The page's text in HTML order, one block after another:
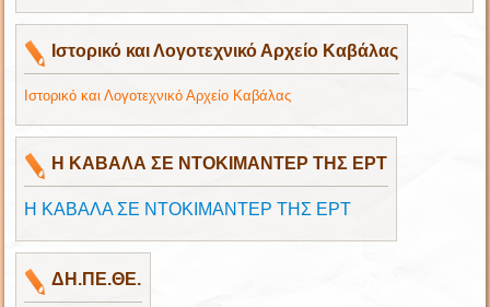
Ιστορικό και Λογοτεχνικό Αρχείο Καβάλας
Ιστορικό και Λογοτεχνικό Αρχείο Καβάλας
Η ΚΑΒΑΛΑ ΣΕ ΝΤΟΚΙΜΑΝΤΕΡ ΤΗΣ ΕΡΤ
Η ΚΑΒΑΛΑ ΣΕ ΝΤΟΚΙΜΑΝΤΕΡ ΤΗΣ ΕΡΤ
ΔΗ.ΠΕ.ΘΕ.